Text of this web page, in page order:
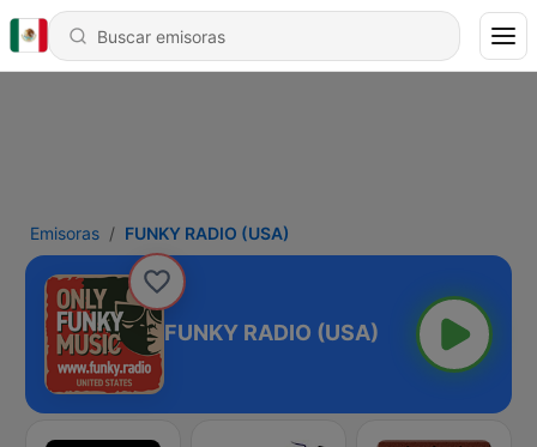
Emisoras FUNKY RADIO (USA)
FUNKY RADIO (USA)